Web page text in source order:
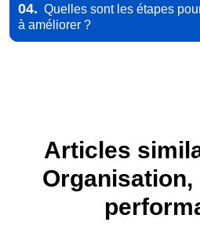
04. Quelles sont les étapes
à améliorer ?
Articles